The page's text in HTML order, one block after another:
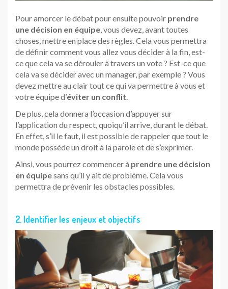
Pour amorcer le débat pour ensuite pouvoir prendre
une décision en équipe, vous devez, avant toutes
choses, mettre en place des règles. Cela vous permettra
de définir comment vous allez vous décider à la fin, est-
ce que cela va se dérouler à travers un vote ? Est-ce que
cela va se décider avec un manager, par exemple ? Vous
devez mettre au clair tout ce qui va permettre à vous et
votre équipe d’éviter un conflit.
De plus, cela donnera l’occasion d’appuyer sur
l’application du respect, quoiqu’il arrive, durant le débat.
En effet, s’il le faut, il est possible de rappeler que tout le
monde possède un droit à la parole et de s’exprimer.
Ainsi, vous pourrez commencer à prendre une décision
en équipesans qu’il y ait de problème. Cela vous
permettra de prévenir les obstacles possibles.
2. Identifier les enjeux et objectifs